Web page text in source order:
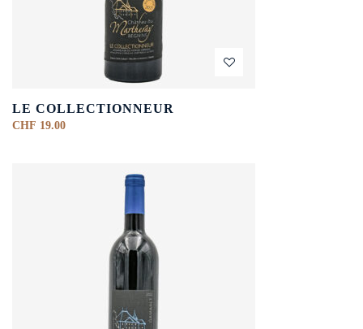
LE COLLECTIONNEUR
CHF 19.00